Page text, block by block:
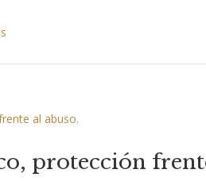
protección